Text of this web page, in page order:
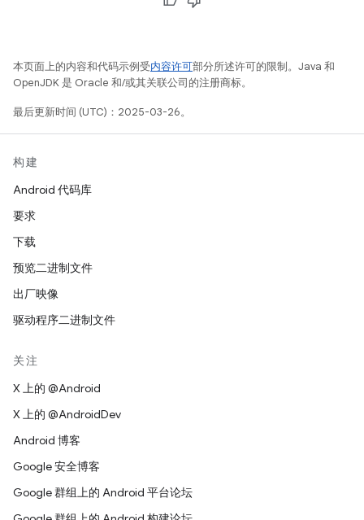
本页面上的内容和代码示例受内容许可部分所述许可的限制。Java 和
OpenJDK 是 Oracle 和/或其关联公司的注册商标。
最后更新时间 (UTC)：2025-03-26。
构建
Android 代码库
要求
下载
预览二进制文件
出厂映像
驱动程序二进制文件
关注
X 上的 @Android
X 上的 @AndroidDev
Android 博客
Google 安全博客
Google 群组上的 Android 平台论坛